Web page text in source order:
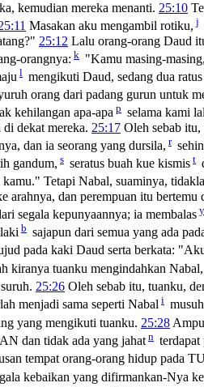
kemudian mereka menanti. 25:10
Masakan aku mengambil rotiku, j
25:12 Lalu orang-orang Daud
orangnya: k "Kamu masing-
l mengikuti Daud, sedang dua
orang dari padang gurun untuk
kehilangan apa-apap selama kami
dekat mereka. 25:17 Oleh sebab
dan ia seorang yang dursila, r
gandum, s seratus buah kue kismis t
kamu." Tetapi Nabal, suaminya,
dan perempuan itu bertemu
segala kepunyaannya; ia membalas y
b sajapun dari semua yang ada
pada kaki Daud serta berkata:
kiranya tuanku mengindahkan
25:26 Oleh sebab itu, tuanku,
menjadi sama seperti Nabal i
yang mengikuti tuanku. 25:28
dan tidak ada yang jahat n terdapat
tempat orang-orang hidup pada
kebaikan yang difirmankan-Nya